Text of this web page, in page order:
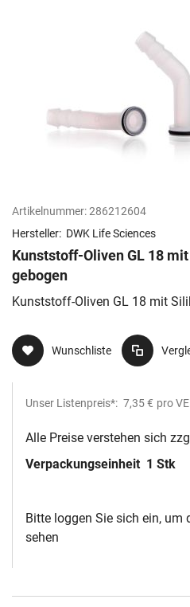
Artikelnummer:286212604
Hersteller: DWK Life Sciences
Kunststoff-Oliven GL 18
gebogen
Kunststoff-Oliven GL 18 mit
Wunschliste
Unser Listenpreis*: 7,35 € pro VE
Alle Preise verstehen sich
Verpackungseinheit 1 Stk
Bitte loggen Sie sich ein, um
sehen